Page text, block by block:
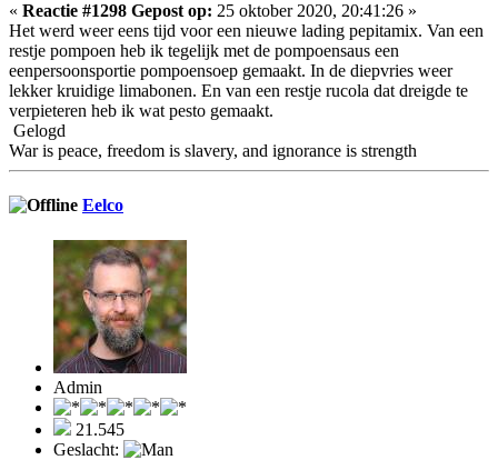
« Reactie #1298 Gepost op: 25 oktober 2020, 20:41:26 »
Het werd weer eens tijd voor een nieuwe lading pepitamix. Van een
restje pompoen heb ik tegelijk met de pompoensaus een
eenpersoonsportie pompoensoep gemaakt. In de diepvries weer
lekker kruidige limabonen. En van een restje rucola dat dreigde te
verpieteren heb ik wat pesto gemaakt.
Gelogd
War is peace, freedom is slavery, and ignorance is strength
Eelco
Admin
21.545
Geslacht: